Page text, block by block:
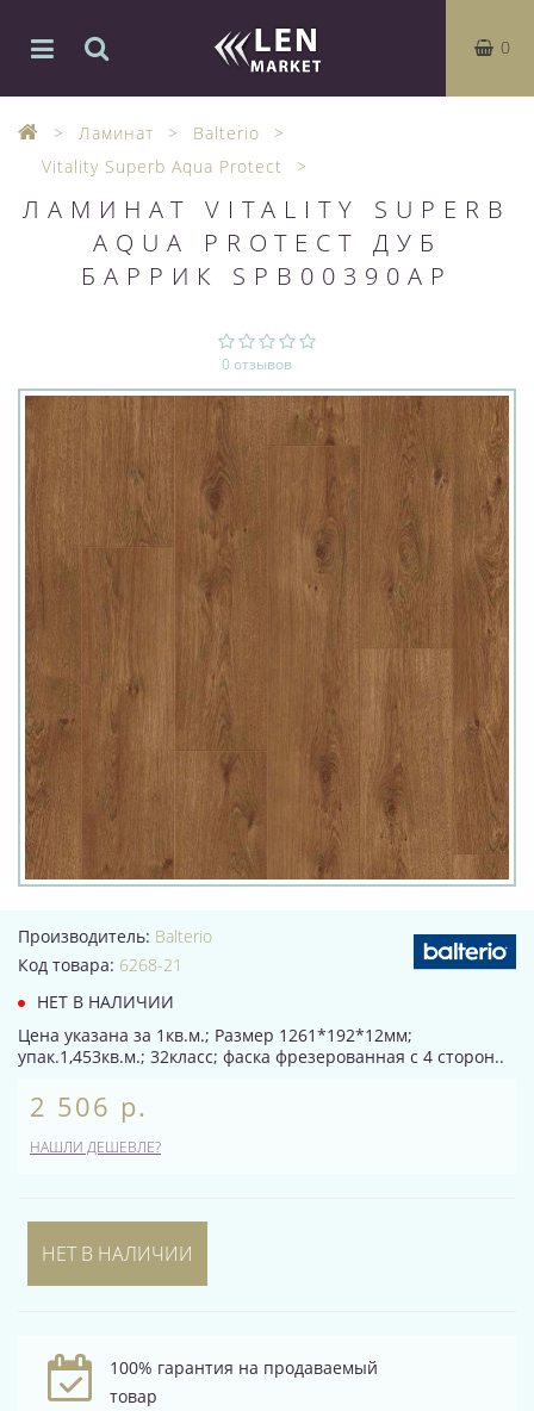
0
Ламинат
Balterio
Vitality Superb Aqua Protect
ЛАМИНАТ VITALITY SUPERB
AQUA PROTECT ДУБ
БАРРИК SPB00390AP
0 отзывов
Производитель: Balterio
Код товара: 6268-21
НЕТ В НАЛИЧИИ
Цена указана за 1кв.м.; Размер 1261*192*12мм;
упак.1,453кв.м.; 32класс; фаска фрезерованная с 4 сторон..
2 506 р.
НАШЛИ ДЕШЕВЛЕ?
НЕТ В НАЛИЧИИ
100% гарантия на продаваемый
товар